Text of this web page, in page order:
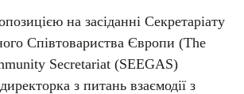
на засіданні Секретаріату
Співтовариства Європи (The
Secretariat (SEEGAS)
з питань взаємодії з